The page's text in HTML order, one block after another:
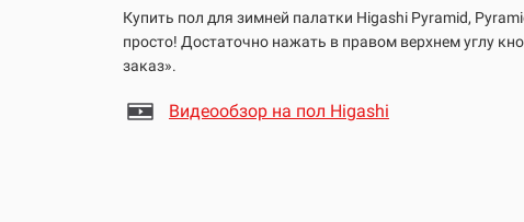
Купить пол для зимней палатки Higashi Pyramid,
просто! Достаточно нажать в правом верхнем углу
заказ».
Видеообзор на пол Higashi